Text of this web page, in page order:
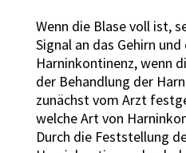
Wenn die Blase voll ist,
Signal an das Gehirn
Harninkontinenz, wenn
der Behandlung der
zunächst vom Arzt
welche Art von
Durch die Feststellung